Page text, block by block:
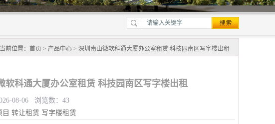
当前位置： 首页 > 产品中心 > 深圳南山微软科通大厦办公室租赁 科技园南区写字楼出租
软科通大厦办公室租赁 科技园南区写字楼出租
08-06 浏览数：43
目 转让租赁 写字楼租赁